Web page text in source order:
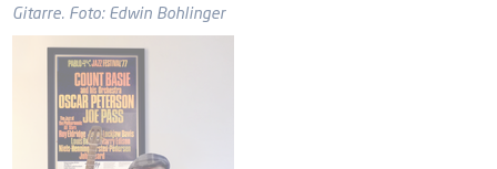
Gitarre. Foto: Edwin Bohlinger